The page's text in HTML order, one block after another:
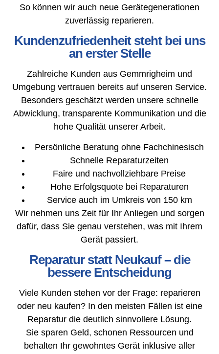
So können wir auch neue Gerätegenerationen
zuverlässig reparieren.
Kundenzufriedenheit steht bei uns
an erster Stelle
Zahlreiche Kunden aus Gemmrigheim und
Umgebung vertrauen bereits auf unseren Service.
Besonders geschätzt werden unsere schnelle
Abwicklung, transparente Kommunikation und die
hohe Qualität unserer Arbeit.
Persönliche Beratung ohne Fachchinesisch
Schnelle Reparaturzeiten
Faire und nachvollziehbare Preise
Hohe Erfolgsquote bei Reparaturen
Service auch im Umkreis von 150 km
Wir nehmen uns Zeit für Ihr Anliegen und sorgen
dafür, dass Sie genau verstehen, was mit Ihrem
Gerät passiert.
Reparatur statt Neukauf – die
bessere Entscheidung
Viele Kunden stehen vor der Frage: reparieren
oder neu kaufen? In den meisten Fällen ist eine
Reparatur die deutlich sinnvollere Lösung.
Sie sparen Geld, schonen Ressourcen und
behalten Ihr gewohntes Gerät inklusive aller